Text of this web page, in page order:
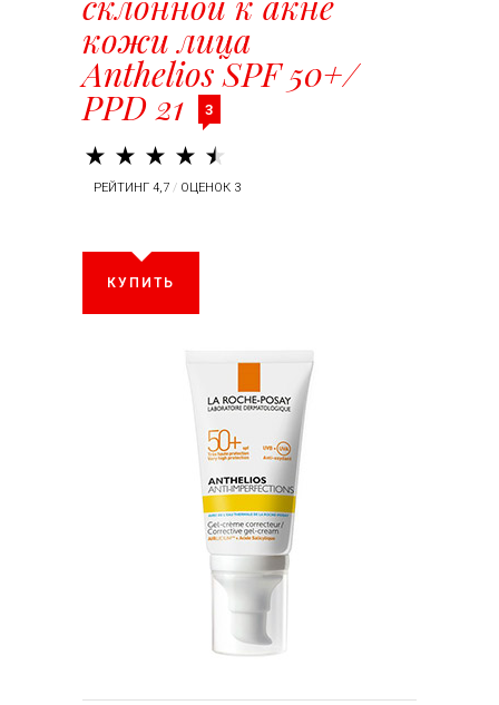
кожи лица
Anthelios SPF 50+/
PPD 21 3
РЕЙТИНГ 4,7 / ОЦЕНОК 3
КУПИТЬ